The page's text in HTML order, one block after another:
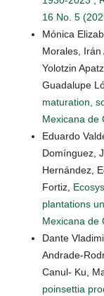
16 No. 5
Mónica
Morales, Irán
Yolotzin
Guadalupe
maturation,
Mexicana de
Eduardo
Domínguez,
Hernández,
Fortiz,
plantations
Mexicana de
Dante
Andrade-
Canul- Ku,
poinsettia